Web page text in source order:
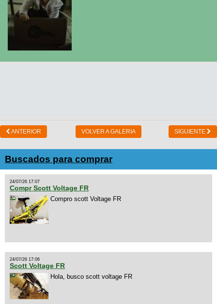
ANTERIOR VOLVER A GALERIA SIGUIENTE
Buscados para comprar
24/07/26 17:07
Compr Scott Voltage FR
Compro scott Voltage FR
24/07/26 17:06
Scott Voltage FR
Hola, busco scott voltage FR